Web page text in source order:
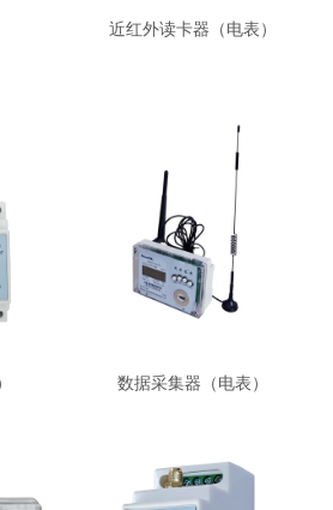
近红外读卡器（电表）
数据采集器（电表）